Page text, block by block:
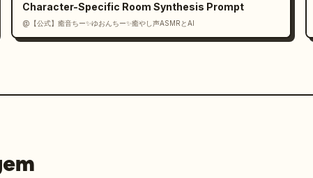
Character-Specific Room Synthesis Prompt
@【公式】癒音ちー✨ゆおんちー✨癒やし声ASMRとAI